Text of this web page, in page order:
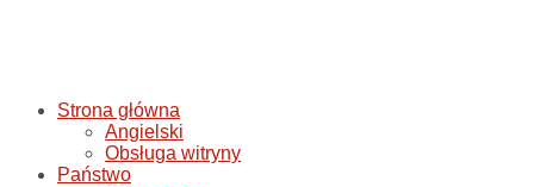
Strona główna
Angielski
Obsługa witryny
Państwo